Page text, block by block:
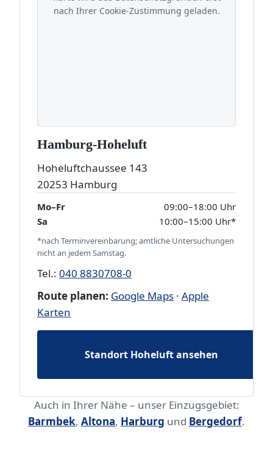
nach Ihrer Cookie-Zustimmung geladen.
Hamburg-Hoheluft
Hoheluftchaussee 143
20253 Hamburg
Mo–Fr
09:00–18:00 Uhr
Sa
10:00–15:00 Uhr*
*nach Terminvereinbarung; amtliche Untersuchungen
nicht an jedem Samstag.
Tel.: 040 8830708-0
Route planen: Google Maps · Apple
Karten
Standort Hoheluft ansehen
Auch in Ihrer Nähe – unser Einzugsgebiet:
Barmbek, Altona, Harburg und Bergedorf.